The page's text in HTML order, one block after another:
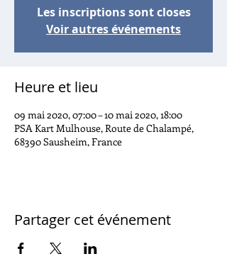
Les inscriptions sont closes
Voir autres événements
Heure et lieu
09 mai 2020, 07:00 – 10 mai 2020, 18:00
PSA Kart Mulhouse, Route de Chalampé,
68390 Sausheim, France
Partager cet événement